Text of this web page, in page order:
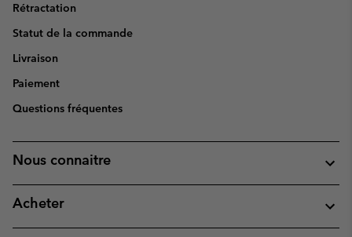
Rétractation
Statut de la commande
Livraison
Paiement
Questions fréquentes
Nous connaitre
Acheter